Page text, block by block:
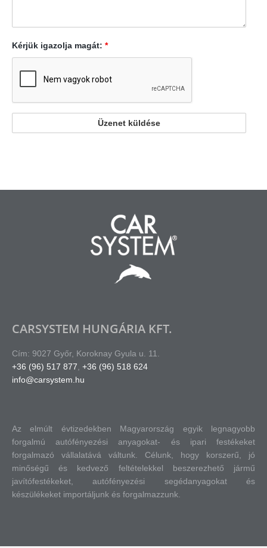
Kérjük igazolja magát: *
CARSYSTEM HUNGÁRIA KFT.
Cím: 9027 Győr, Koroknay Gyula u. 11.
+36 (96) 517 877 +36 (96) 518 624
info@carsystem.hu
Az elmúlt évtizedekben Magyarország egyik legnagyobb
forgalmú autófényezési anyagokat- és ipari festékeket
forgalmazó vállalatává váltunk. Célunk, hogy korszerű, jó
minőségű és kedvező feltételekkel beszerezhető jármű
javítófestékeket, autófényezési segédanyagokat és
készülékeket importáljunk és forgalmazzunk.